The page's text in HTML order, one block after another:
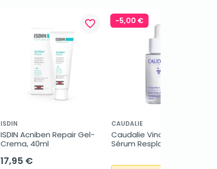
favorite_border
ISDIN
ISDIN Acniben Repair Gel-
Crema, 40ml
17,95 €
-5,00 €
CAUDALIE
Caudalie Vinoperfect
Sérum Resplandor